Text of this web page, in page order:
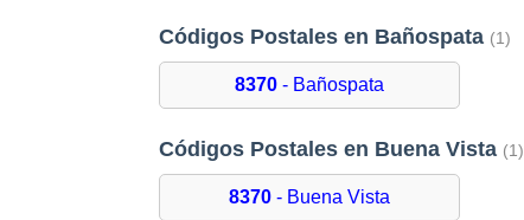
Códigos Postales en Bañospata (1)
8370 - Bañospata
Códigos Postales en Buena Vista (1)
8370 - Buena Vista